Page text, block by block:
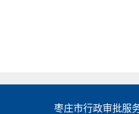
枣庄市行政审批服